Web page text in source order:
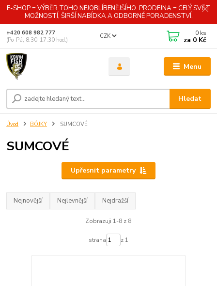
E-SHOP = VÝBĚR TOHO NEJOBLÍBENĚJŠÍHO. PRODEJNA = CELÝ SVĚT
MOŽNOSTÍ, ŠIRŠÍ NABÍDKA A ODBORNÉ PORADENSTVÍ.
Menu
CZK
Hledat
+420 608 982 777
(Po-Pá, 8:30-17:30 hod.)
0 ks
za 0 Kč
Úvod BÓJKY SUMCOVÉ
SUMCOVÉ
Upřesnit parametry
Nejnovější Nejlevnější Nejdražší
Zobrazuji 1-8 z 8
strana z 1